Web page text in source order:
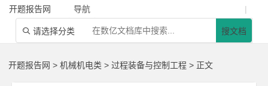
开题报告网 导航 |
 请选择分类 搜文档
开题报告网 >机械机电类 >过程装备与控制工程 > 正文